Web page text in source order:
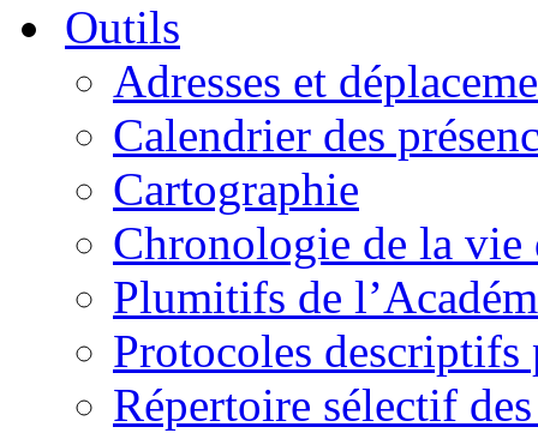
Outils
Adresses et
Calendrier des
Cartographie
Chronologie de la vie
Plumitifs de
Protocoles descriptifs
Répertoire sélectif